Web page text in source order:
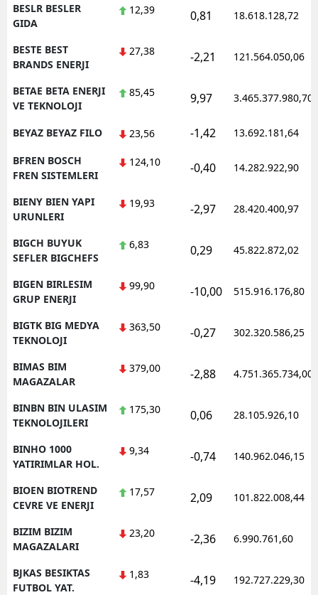
BESLR BESLER
GIDA
12,39 0,81 18.618.128,72
BESTE BEST
BRANDS ENERJI
27,38 -2,21 121.564.050,06
BETAE BETA ENERJI
VE TEKNOLOJI
85,45 9,97 3.465.377.980,70
BEYAZ BEYAZ FILO 23,56 -1,42 13.692.181,64
BFREN BOSCH
FREN SISTEMLERI
124,10 -0,40 14.282.922,90
BIENY BIEN YAPI
URUNLERI
19,93 -2,97 28.420.400,97
BIGCH BUYUK
SEFLER BIGCHEFS
6,83 0,29 45.822.872,02
BIGEN BIRLESIM
GRUP ENERJI
99,90 -10,00 515.916.176,80
BIGTK BIG MEDYA
TEKNOLOJI
363,50 -0,27 302.320.586,25
BIMAS BIM
MAGAZALAR
379,00 -2,88 4.751.365.734,00
BINBN BIN ULASIM
TEKNOLOJILERI
175,30 0,06 28.105.926,10
BINHO 1000
YATIRIMLAR HOL.
9,34 -0,74 140.962.046,15
BIOEN BIOTREND
CEVRE VE ENERJI
17,57 2,09 101.822.008,44
BIZIM BIZIM
MAGAZALARI
23,20 -2,36 6.990.761,60
BJKAS BESIKTAS
FUTBOL YAT.
1,83 -4,19 192.727.229,30